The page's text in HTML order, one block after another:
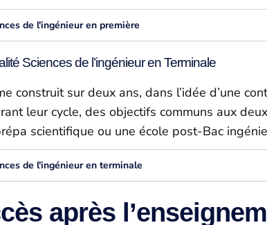
de l'ingénieur en première
Sciences de l’ingénieur en Terminale
construit sur deux ans, dans l’idée d’une
leur cycle, des objectifs communs aux
scientifique ou une école post-Bac
de l'ingénieur en terminale
après